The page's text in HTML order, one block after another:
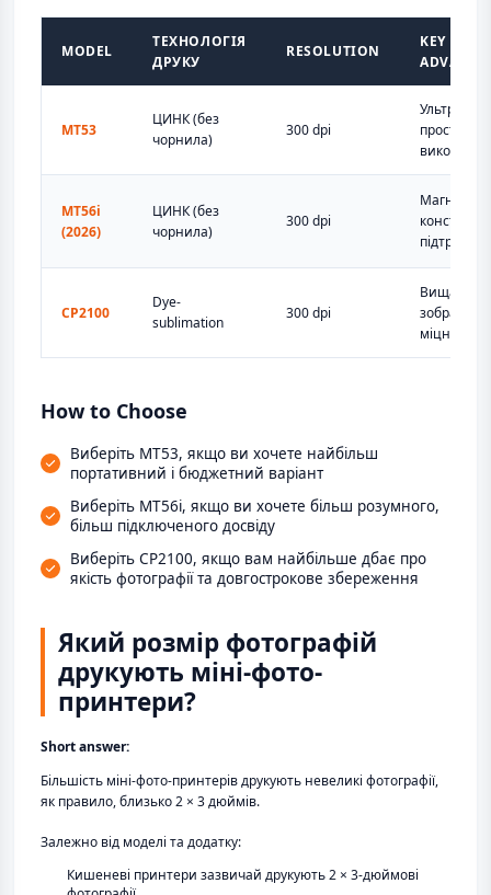
MODEL
ТЕХНОЛОГІЯ
ДРУКУ
RESOLUTION
KEY
MT53
ЦИНК (без
чорнила)
300 dpi
простий у
MT56i
(2026)
ЦИНК (без
чорнила)
300 dpi
Магнітна
підтримка
CP2100
Dye-
sublimation
300 dpi
Вища
міцність
How to Choose
Виберіть MT53, якщо ви хочете найбільш
портативний і бюджетний варіант
Виберіть MT56i, якщо ви хочете більш розумного,
більш підключеного досвіду
Виберіть CP2100, якщо вам найбільше дбає про
якість фотографії та довгострокове збереження
Який розмір фотографій
друкують міні-фото-
принтери?
Short answer:
Більшість міні-фото-принтерів друкують невеликі фотографії,
як правило, близько 2 × 3 дюймів.
Залежно від моделі та додатку:
Кишеневі принтери зазвичай друкують 2 × 3-дюймові